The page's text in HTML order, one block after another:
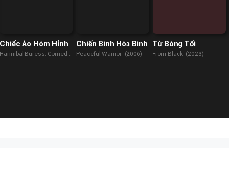
Chiếc Áo Hóm Hỉnh
Hannibal Buress: Comedy
Chiến Binh Hòa Bình
Peaceful Warrior (2006)
Từ Bóng Tối
From Black (2023)